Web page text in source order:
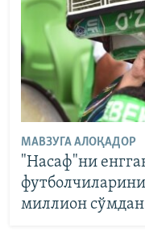
МАВЗУГА АЛОҚАДОР
"Насаф"ни
миллион